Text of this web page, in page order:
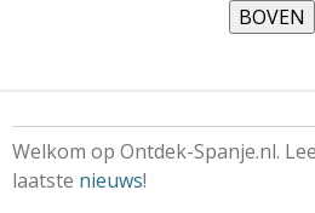
Welkom op Ontdek-Spanje.nl.
laatste nieuws!